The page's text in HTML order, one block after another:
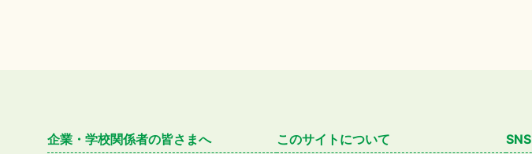
企業・学校関係者の皆さまへ このサイトについて SNS